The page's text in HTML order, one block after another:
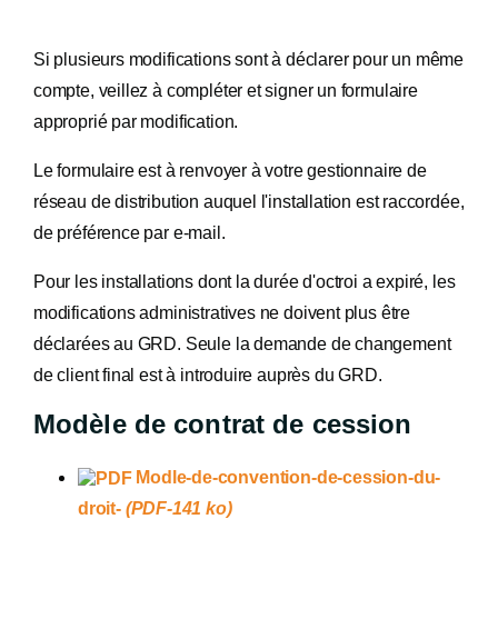
Si plusieurs modifications sont à déclarer pour un même
compte, veillez à compléter et signer un formulaire
approprié par modification.
Le formulaire est à renvoyer à votre gestionnaire de
réseau de distribution auquel l'installation est raccordée,
de préférence par e-mail.
Pour les installations dont la durée d'octroi a expiré, les
modifications administratives ne doivent plus être
déclarées au GRD. Seule la demande de changement
de client final est à introduire auprès du GRD.
Modèle de contrat de cession
Modle-de-convention-de-cession-du-
droit-(PDF-141 ko)